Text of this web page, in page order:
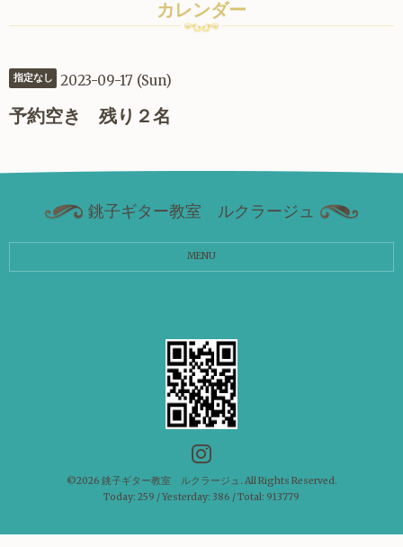
カレンダー
指定なし 2023-09-17 (Sun)
予約空き 残り２名
銚子ギター教室 ルクラージュ
MENU
©2026 銚子ギター教室 ルクラージュ . All Rights Reserved.
Today: 259 / Yesterday: 386 / Total: 913779